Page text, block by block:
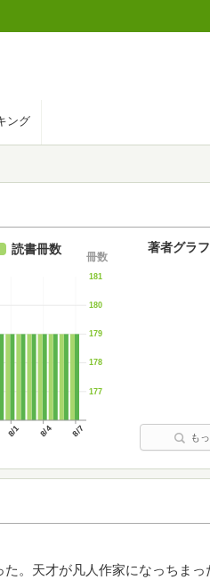
ング
8/1 8/4 8/7
177
178
179
180
181
冊数
読書冊数 著者グラフ
も
た。天才が凡人作家になっちま